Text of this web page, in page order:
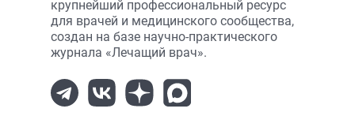
крупнейший профессиональный ресурс
для врачей и медицинского сообщества,
создан на базе научно-практического
журнала «Лечащий врач».